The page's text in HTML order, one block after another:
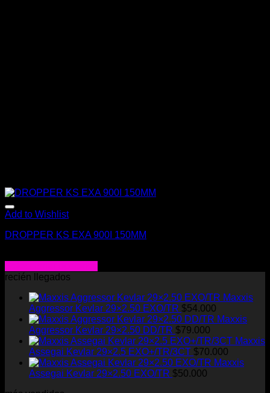
Add to Wishlist
DROPPER KS EXA 900I 150MM
Este
tiene
múltiples
variantes.
opciones
pueden
recién llegados
Maxxis
Aggressor Kevlar 29×2.50 EXO/TR $54.000
Maxxis
Aggressor Kevlar 29×2.50 DD/TR $79.000
Maxxis
Assegai Kevlar 29×2.5 EXO+/TR/3CT $70.000
Maxxis
Assegai Kevlar 29×2.50 EXO/TR $50.000